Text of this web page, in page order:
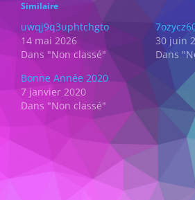
Similaire
uwqj9q3uphtchgto
14 mai 2026
Dans "Non classé"
30 juin
Dans
Bonne Année 2020
7 janvier 2020
Dans "Non classé"